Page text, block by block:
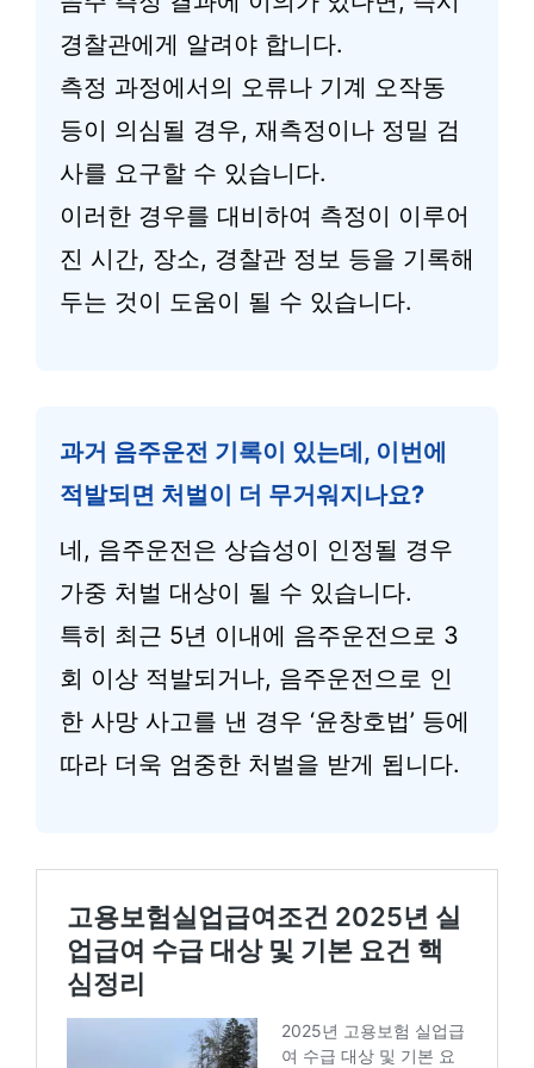
경찰관에게 알려야 합니다.
측정 과정에서의 오류나 기계 오작동
등이 의심될 경우, 재측정이나 정밀 검
사를 요구할 수 있습니다.
이러한 경우를 대비하여 측정이 이루어
진 시간, 장소, 경찰관 정보 등을 기록해
두는 것이 도움이 될 수 있습니다.
과거 음주운전 기록이 있는데, 이번에
적발되면 처벌이 더 무거워지나요?
네, 음주운전은 상습성이 인정될 경우
가중 처벌 대상이 될 수 있습니다.
특히 최근 5년 이내에 음주운전으로 3
회 이상 적발되거나, 음주운전으로 인
한 사망 사고를 낸 경우 ‘윤창호법’ 등에
따라 더욱 엄중한 처벌을 받게 됩니다.